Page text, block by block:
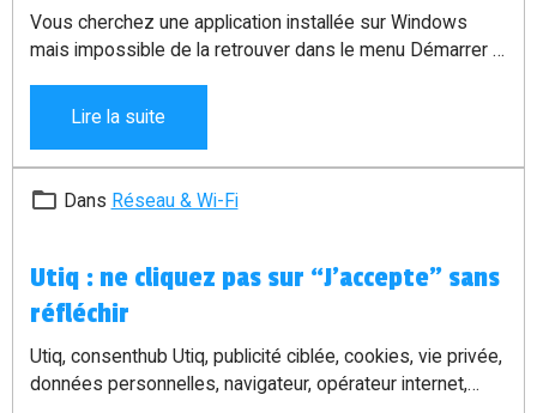
Vous cherchez une application installée sur Windows
mais impossible de la retrouver dans le menu Démarrer ?
afficher rapidement la liste complète des applications
Lire la suite
Dans Réseau & Wi-Fi
Utiq : ne cliquez pas sur “J’accepte” sans
réfléchir
Utiq, consenthub Utiq, publicité ciblée, cookies, vie privée,
données personnelles, navigateur, opérateur internet,